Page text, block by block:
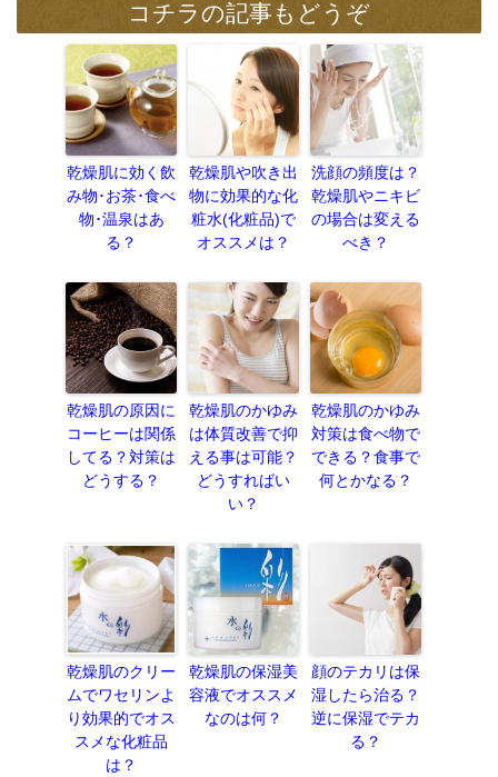
コチラの記事もどうぞ
乾燥肌に効く飲
み物･お茶･食べ
物･温泉はあ
る？
乾燥肌や吹き出
物に効果的な化
粧水(化粧品)で
オススメは？
洗顔の頻度は？
乾燥肌やニキビ
の場合は変える
べき？
乾燥肌の原因に
コーヒーは関係
してる？対策は
どうする？
乾燥肌のかゆみ
は体質改善で抑
える事は可能？
どうすればい
い？
乾燥肌のかゆみ
対策は食べ物で
できる？食事で
何とかなる？
乾燥肌のクリー
ムでワセリンよ
り効果的でオス
スメな化粧品
は？
乾燥肌の保湿美
容液でオススメ
なのは何？
顔のテカリは保
湿したら治る？
逆に保湿でテカ
る？